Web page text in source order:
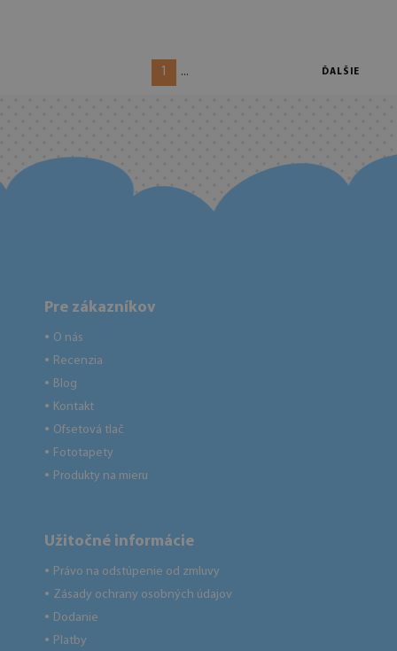
1 ... ĎALŠIE
Pre zákazníkov
● O nás
● Recenzia
● Blog
● Kontakt
● Ofsetová tlač
● Fototapety
● Produkty na mieru
Užitočné informácie
● Právo na odstúpenie od zmluvy
● Zásady ochrany osobných údajov
● Dodanie
● Platby